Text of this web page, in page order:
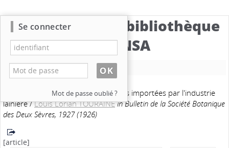
Catalogue de la bibliothèque
du CBNSA
Nouvelle recherche
Note sur quelques plantes exotiques importées par l'industrie
lainière/Louis Lorian TOURAINEin Bulletin de la Société Botanique
des Deux Sèvres, 1927 (1926)
[article]
Se connecter
Mot de passe oublié ?